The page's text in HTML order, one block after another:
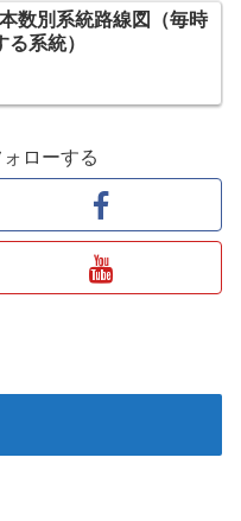
数別系統路線図（毎時
系統）
ローする